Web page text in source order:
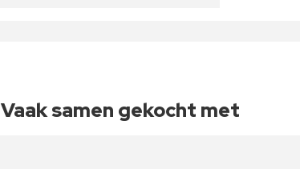
Vaak samen gekocht met